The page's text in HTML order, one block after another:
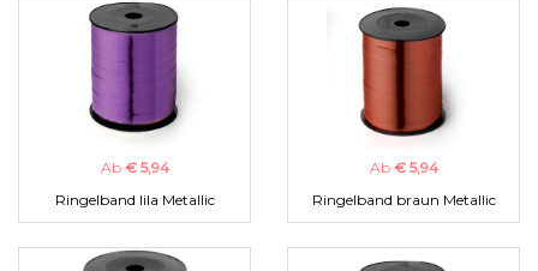
Ab € 5,94
Ringelband lila Metallic
Ab € 5,94
Ringelband braun Metallic